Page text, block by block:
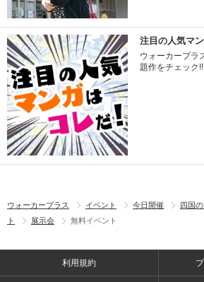
注目の人気マ
ウォーカープラ
題作をチェック!!
ウォーカープラス イベント 今日開催 四国
ト
展示会 無料イベント
利用規約